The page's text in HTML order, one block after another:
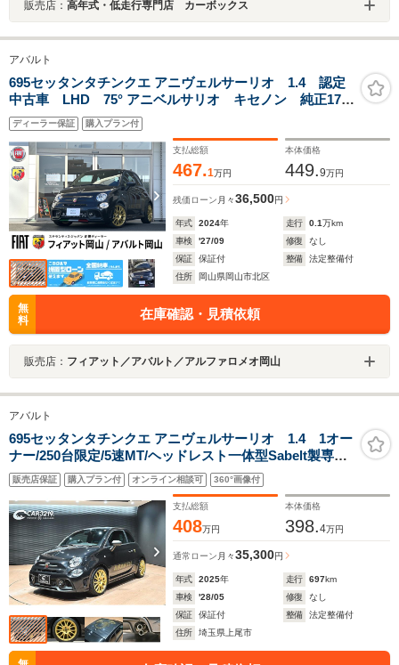
販売店： 高年式・低走行専門店 カーボックス
アバルト
695セッタンタチンクエ アニヴェルサーリオ 1.4 認定
中古車 LHD 75° アニベルサリオ キセノン 純正17イ
ンチAW ブレンボキャリパー ハーフレザー 5速MT
Sabelt 製75°Anniversario 専用スポーツシート スコーピ
オンルーフデカール レコモンマフラー
ディーラー保証 購入プラン付
支払総額
467.1万円
本体価格
449.9万円
残価ローン 月々36,500円
年式 2024年 走行 0.1万km
車検
'27/09 修復
なし
保証
保証付 整備
法定整備付
住所
岡山県岡山市北区
無
料
在庫確認・見積依頼
販売店： フィアット／アバルト／アルファロメオ岡山
アバルト
695セッタンタチンクエ アニヴェルサーリオ 1.4 1オー
ナー/250台限定/5速MT/ヘッドレスト一体型Sabelt製専用
スポーツシート/レコードモンツァエキゾースト/Beats製
プレミアムサウンドシステム/専用17インチAW/ゴールド
サイドストライプ/コーナーセンサー/Car Play
販売店保証 購入プラン付 オンライン相談可 360°画像付
支払総額
408万円
本体価格
398.4万円
通常ローン 月々35,300円
年式 2025年 走行 697km
車検
'28/05 修復
なし
保証
保証付 整備
法定整備付
住所
埼玉県上尾市